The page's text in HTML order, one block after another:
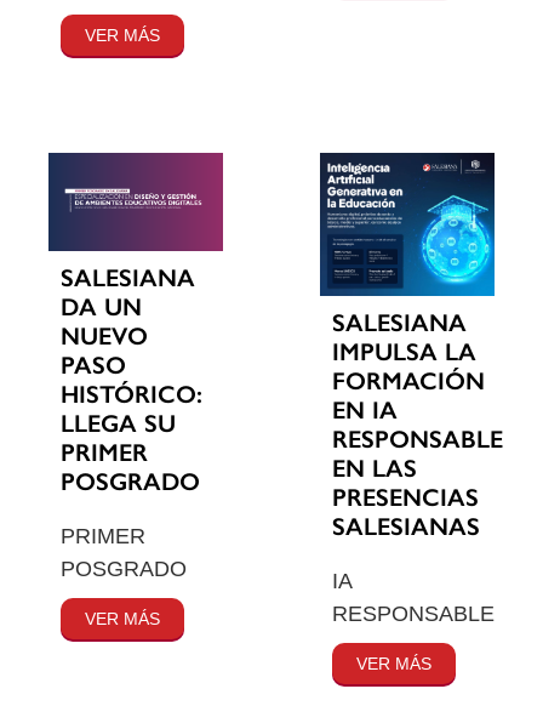
VER MÁS
SALESIANA
DA UN
NUEVO
PASO
HISTÓRICO:
LLEGA SU
PRIMER
POSGRADO
PRIMER
POSGRADO
VER MÁS
SALESIANA
IMPULSA LA
FORMACIÓN
EN IA
RESPONSABLE
EN LAS
PRESENCIAS
SALESIANAS
IA
RESPONSABLE
VER MÁS